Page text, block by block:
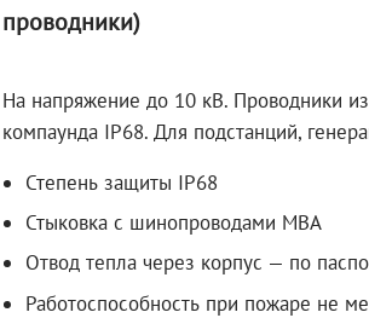
проводники)
На напряжение до 10 кВ. Проводники
компаунда IP68. Для подстанций,
Степень защиты IP68
Стыковка с шинопроводами МВА
Отвод тепла через корпус — по
Работоспособность при пожаре не